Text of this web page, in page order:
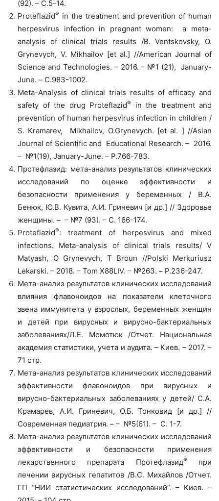
(92). – С.5-14.
Proteflazid® in the treatment and prevention of human
herpesvirus infection in pregnant women: a meta-
analysis of clinical trials results /В. Ventskovsky, O.
Grynevych, V. Mikhailov [et al.] //American Journal of
Science and Technologies. – 2016. – №1 (21), January-
June. – С.983-1002.
Meta-Analysis of clinical trials results of efficacy and
safety of the drug Proteflazid®
in the treatment and
prevention of human herpesvirus infection in children /
S. Kramarev, Mikhailov, O.Grynevych. [et al. ] //Asian
Journal of Scientific and Educational Research. – 2016.
– №1(19), January-June. – P.766-783.
Протефлазид: мета-анализ результатов клинических
исследований по оценке эффективности и
безопасности применения у беременных / В.А.
Бенюк, Ю.В. Кувита, А.И. Гриневич [и др.] // Здоровье
женщины. – – №7 (93). – С. 166-174.
Proteflazid®: treatment of herpesvirus and mixed
infections. Meta-analysis of clinical trials results/ V
Matyash, O Grynevych, T Broun //Polski Merkuriusz
Lekarski. – 2018. – Tom X88LIV. – №263. – Р.236-247.
Мета-анализ результатов клинических исследований
влияния флавоноидов на показатели клеточного
звена иммунитета у взрослых, беременных женщин
и детей при вирусных и вирусно-бактериальных
заболеваниях/Л.Е. Момотюк /Отчет. Национальная
академия статистики, учета и аудита. – Киев. – 2017. –
71 стр.
Мета-анализ результатов клинических исследований
эффективности флавоноидов при вирусных и
вирусно-бактериальных заболеваниях у детей/ С.А.
Крамарев, А.И. Гриневич, О.Б. Тонковид [и др.] //
Современная педиатрия. – – №5(61). – С. 1-7.
Мета-анализ результатов клинических исследований
эффективности и безопасности применения
лекарственного препарата Протефлазид®
при
лечении вирусных гепатитов /В.С. Михайлов /Отчет.
ГП “НИИ статистических исследований”. – Киев. –